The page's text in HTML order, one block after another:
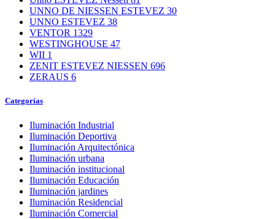
UNNO DE NIESSEN ESTEVEZ 30
UNNO ESTEVEZ 38
VENTOR 1329
WESTINGHOUSE 47
WII 1
ZENIT ESTEVEZ NIESSEN 696
ZERAUS 6
Categorías
Iluminación Industrial
Iluminación Deportiva
Iluminación Arquitectónica
Iluminación urbana
Iluminación institucional
Iluminación Educación
Iluminación jardines
Iluminación Residencial
Iluminación Comercial